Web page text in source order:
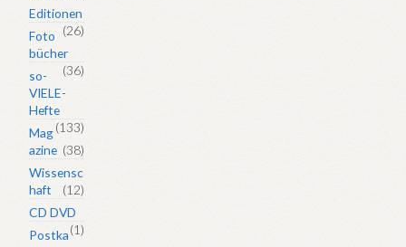
Editionen
(26)
Foto
bücher
(36)
so-
VIELE-
Hefte
(133)
Mag
azine (38)
Wissensc
haft
(12)
CD DVD
(1)
Postka